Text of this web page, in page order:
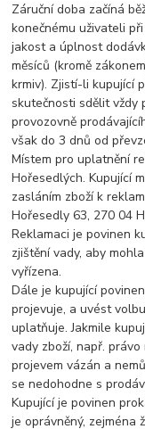
Záruční doba začíná
konečnému uživateli
jakost a úplnost
měsíců (kromě
krmiv). Zjistí-li kupující
skutečnosti sdělit vždy
provozovně
však do 3 dnů od
Místem pro uplatnění
Hořesedlých. Kupující
zasláním zboží k
Hořesedly 63, 270 04
Reklamaci je povinen
zjištění vady, aby
vyřízena.
Dále je kupující
projevuje, a uvést
uplatňuje. Jakmile
vady zboží, např.
projevem vázán a
se nedohodne s
Kupující je povinen
je oprávněný, zejména